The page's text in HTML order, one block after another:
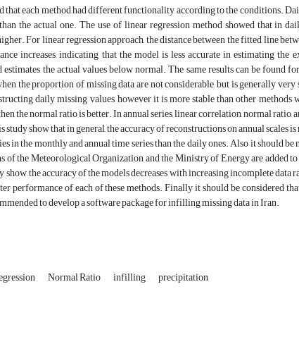
that each method had different functionality according to the conditions.
the actual one. The use of linear regression method showed that in
For linear regression approach, the distance between the fitted line
increases, indicating that the model is less accurate in estimating
estimates the actual values below normal. The same results can be
the proportion of missing data are not considerable, but is generally
daily missing values, however it is more stable than other
the normal ratio is better. In annual series, linear correlation, normal
show that in general, the accuracy of reconstructions on annual
in the monthly and annual time series than the daily ones. Also it should
of the Meteorological Organization and the Ministry of Energy are added
show, the accuracy of the models decreases with increasing incomplete
performance of each of these methods. Finally it should be considered
to develop a software package for infilling missing data in Iran.
Normal Ratio infilling precipitation